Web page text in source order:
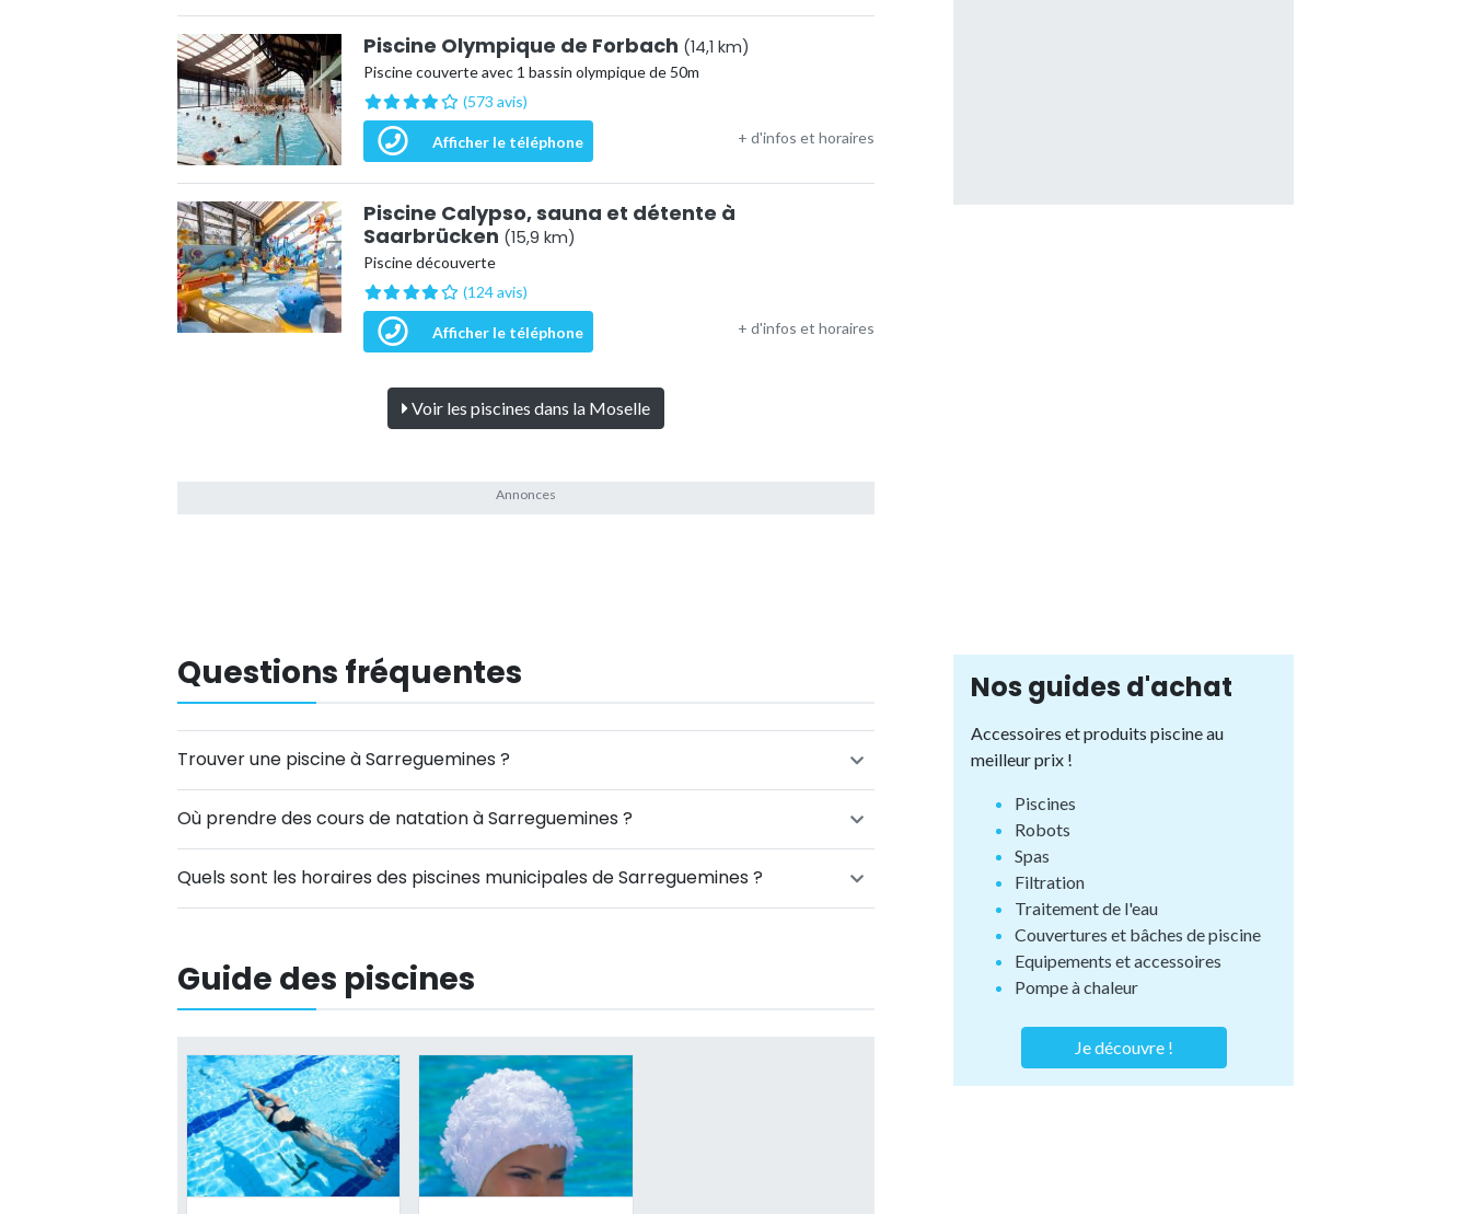
Piscine Olympique de Forbach (14,1 km)
Piscine couverte avec 1 bassin olympique de 50m
(573 avis)
Afficher le téléphone + d'infos et horaires
Piscine Calypso, sauna et détente à
Saarbrücken (15,9 km)
Piscine découverte
(124 avis)
Afficher le téléphone + d'infos et horaires
Voir les piscines dans la Moselle
Questions fréquentes
Trouver une piscine à Sarreguemines ?
Où prendre des cours de natation à Sarreguemines ?
Quels sont les horaires des piscines municipales de Sarreguemines ?
Guide des piscines
Nos guides d'achat
Accessoires et produits piscine au
meilleur prix !
Piscines
Robots
Spas
Filtration
Traitement de l'eau
Couvertures et bâches de piscine
Equipements et accessoires
Pompe à chaleur
Je découvre !